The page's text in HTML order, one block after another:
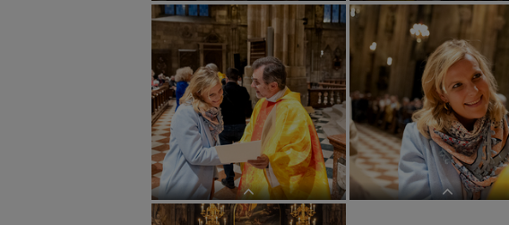
Sendungsfeier ReligionslehrerInnen Sendungsfeier ReligionslehrerInnen